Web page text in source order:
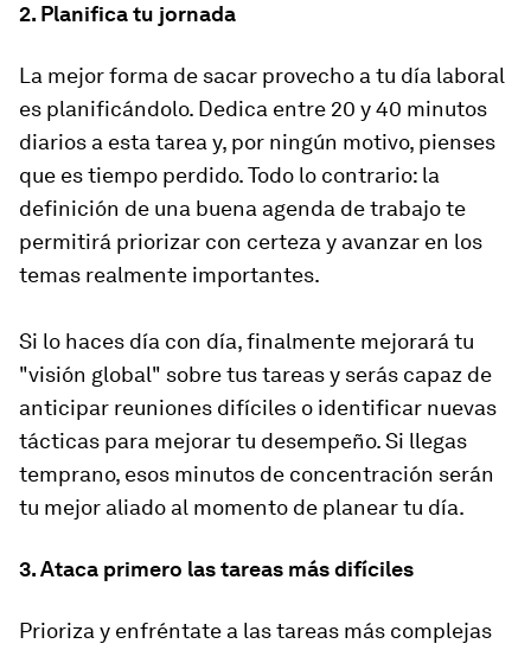
2. Planifica tu jornada
La mejor forma de sacar provecho a tu día laboral
es planificándolo. Dedica entre 20 y 40 minutos
diarios a esta tarea y, por ningún motivo, pienses
que es tiempo perdido. Todo lo contrario: la
definición de una buena agenda de trabajo te
permitirá priorizar con certeza y avanzar en los
temas realmente importantes.
Si lo haces día con día, finalmente mejorará tu
"visión global" sobre tus tareas y serás capaz de
anticipar reuniones difíciles o identificar nuevas
tácticas para mejorar tu desempeño. Si llegas
temprano, esos minutos de concentración serán
tu mejor aliado al momento de planear tu día.
3. Ataca primero las tareas más difíciles
Prioriza y enfréntate a las tareas más complejas